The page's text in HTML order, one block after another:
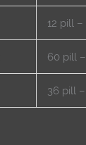
12 pill –
60 pill –
36 pill –